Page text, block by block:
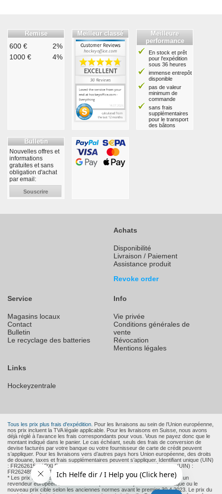
Remise
600 €
2%
1000 €
4%
Meilleur classé
Meilleure
performance
En stock et prêt
pour l'expédition
sous 36 heures
immense entrepôt
disponible
pas de valeur
minimum de
commande
sans frais
supplémentaires
pour le transport
des bâtons
Bulletin
Nouvelles offres et
informations
gratuites et sans
obligation d'achat
par email:
Souscrire
Achats
Disponibilité
Livraison / Paiement
Assistance produit
Revoke order
Service
Magasins locaux
Contact
Bulletin
Le recyclage des batteries
Info
Vie privée
Conditions générales de
vente
Révocation
Mentions légales
Links
Hockeyzentrale
Tous les prix plus frais d'expédition. Pour les livraisons au sein de l’Union européenne,
nos prix incluent la TVA légale applicable. Pour les livraisons en Suisse, nous avons
déjà réglé à l’avance les frais correspondants pour vous. Vous ne payez donc que le
montant indiqué dans le panier. Le cas échéant, seuls des frais de conversion de
devise facturés par votre banque ou votre fournisseur de carte de crédit peuvent
s’appliquer. Pour les livraisons vers d’autres pays hors Union européenne, des droits
de douane, taxes et frais supplémentaires peuvent s’appliquer. Identifiant unique (UIN)
: FR262615_11RXLR Identifiant unique pour les emballages ménagers (UIN) :
FR262489_01EWFD Identifiant unique (IDU) : FR262489_13UAXM
* Les prix barrés sont les prix de vente recommandés par le fabricant ou un
revendeur européen au moment où le produit a été ajouté à notre boutique ou le
nouveau prix cible selon les anciennes normes avant le premier 30.4.2023. Le prix du